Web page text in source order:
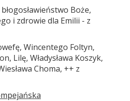
Boże,
i zdrowie dla Emilii - z
Wincentego Foltyn,
Lilę, Władysława Koszyk,
Choma, ++ z